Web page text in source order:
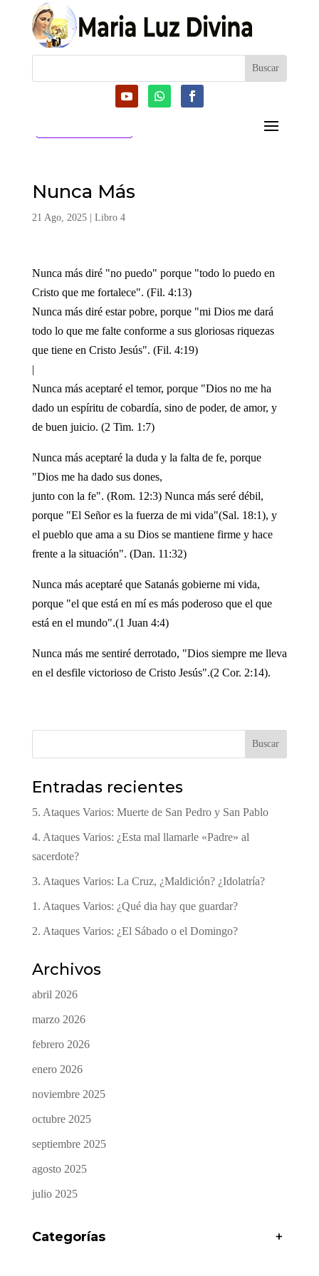
Nunca Más
21 Ago, 2025| Libro 4
Nunca más diré "no puedo" porque "todo lo puedo en
Cristo que me fortalece". (Fil. 4:13)
Nunca más diré estar pobre, porque "mi Dios me dará
todo lo que me falte conforme a sus gloriosas riquezas
que tiene en Cristo Jesús". (Fil. 4:19)
|
Nunca más aceptaré el temor, porque "Dios no me ha
dado un espíritu de cobardía, sino de poder, de amor, y
de buen juicio. (2 Tim. 1:7)
Nunca más aceptaré la duda y la falta de fe, porque
"Dios me ha dado sus dones,
junto con la fe". (Rom. 12:3) Nunca más seré débil,
porque "El Señor es la fuerza de mi vida"(Sal. 18:1), y
el pueblo que ama a su Dios se mantiene firme y hace
frente a la situación". (Dan. 11:32)
Nunca más aceptaré que Satanás gobierne mi vida,
porque "el que está en mí es más poderoso que el que
está en el mundo".(1 Juan 4:4)
Nunca más me sentiré derrotado, "Dios siempre me lleva
en el desfile victorioso de Cristo Jesús".(2 Cor. 2:14).
Buscar
Entradas recientes
5. Ataques Varios: Muerte de San Pedro y San Pablo
4. Ataques Varios: ¿Esta mal llamarle «Padre» al
sacerdote?
3. Ataques Varios: La Cruz, ¿Maldición? ¿Idolatría?
1. Ataques Varios: ¿Qué dia hay que guardar?
2. Ataques Varios: ¿El Sábado o el Domingo?
Archivos
abril 2026
marzo 2026
febrero 2026
enero 2026
noviembre 2025
octubre 2025
septiembre 2025
agosto 2025
julio 2025
Categorías +